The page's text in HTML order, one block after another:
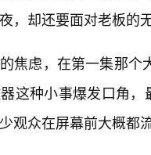
，却还要面对老板的
焦虑，在第一集那个
这种小事爆发口角
观众在屏幕前大概都